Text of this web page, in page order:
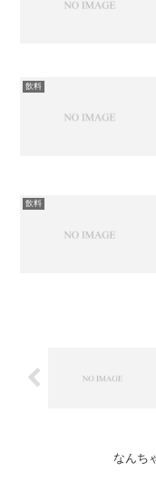
飲料
飲料
なんち